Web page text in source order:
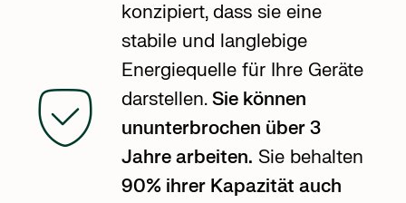
konzipiert, dass sie eine
stabile und langlebige
Energiequelle für Ihre Geräte
darstellen. Sie können
ununterbrochen über 3
Jahre arbeiten. Sie behalten
90% ihrer Kapazität auch